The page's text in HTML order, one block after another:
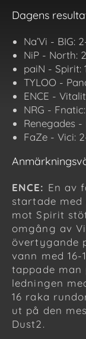
Dagens
Na’Vi - BIG:
NiP - North:
paiN - Spirit:
TYLOO -
ENCE -
NRG -
Renegades -
FaZe - Vici:
ENCE: En av
startade
mot Spirit
omgång av
övertygande
vann med
tappade
ledningen
16 raka
ut på den
Dust2.